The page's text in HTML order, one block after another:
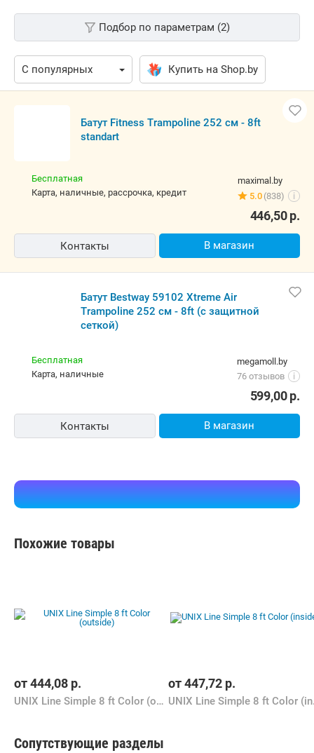
Подбор по параметрам (2)
Купить на Shop.by
Батут Fitness Trampoline 252 см - 8ft
standart
maximal.by
5.0 (838) i
Бесплатная
карта, наличные, рассрочка, кредит
446,50р.
Контакты В магазин
Батут Bestway 59102 Xtreme Air
Trampoline 252 см - 8ft (с защитной
сеткой)
megamoll.by
76 отзывов
i
Бесплатная
карта, наличные
599,00р.
Контакты В магазин
Похожие товары
от444,08 р.
UNIX Line Simple 8 ft Color (outside)
от447,72 р.
Сопутствующие разделы